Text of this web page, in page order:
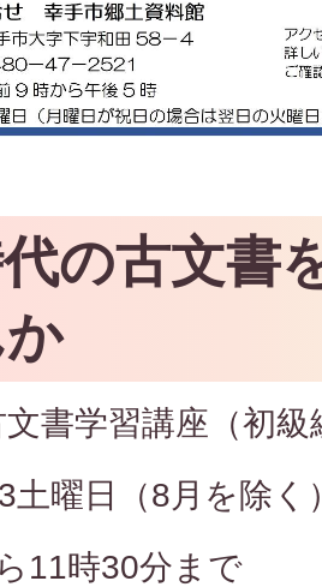
の古文書
書学習講座（初級
土曜日（8月を除く
11時30分まで